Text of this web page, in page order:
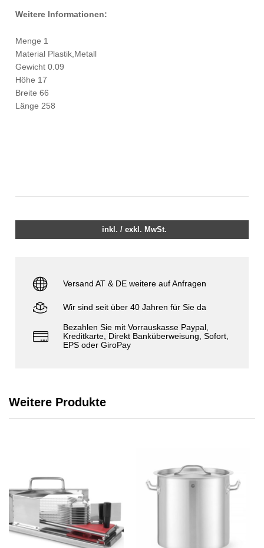
Weitere Informationen:
Menge 1
Material Plastik,Metall
Gewicht 0.09
Höhe 17
Breite 66
Länge 258
inkl. / exkl. MwSt.
Versand AT & DE weitere auf Anfragen
Wir sind seit über 40 Jahren für Sie da
Bezahlen Sie mit Vorrauskasse Paypal,
Kreditkarte, Direkt Banküberweisung, Sofort,
EPS oder GiroPay
Weitere Produkte